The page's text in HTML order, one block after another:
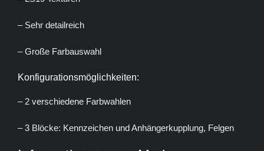
– Sehr detailreich
– Große Farbauswahl
Konfigurationsmöglichkeiten:
– 2 verschiedene Farbwahlen
– 3 Blöcke: Kennzeichen und Anhängerkupplung, Felgen